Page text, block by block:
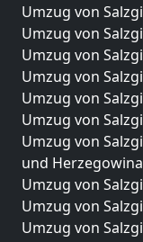
Umzug von
Umzug von
Umzug von
Umzug von
Umzug von
Umzug von
Umzug von
und Herzegowina
Umzug von
Umzug von
Umzug von